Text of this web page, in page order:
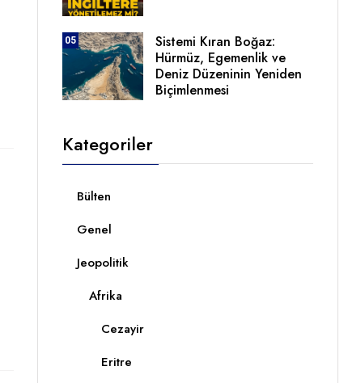
05
Sistemi Kıran Boğaz:
Hürmüz, Egemenlik ve
Deniz Düzeninin Yeniden
Biçimlenmesi
Kategoriler
Bülten
Genel
Jeopolitik
Afrika
Cezayir
Eritre